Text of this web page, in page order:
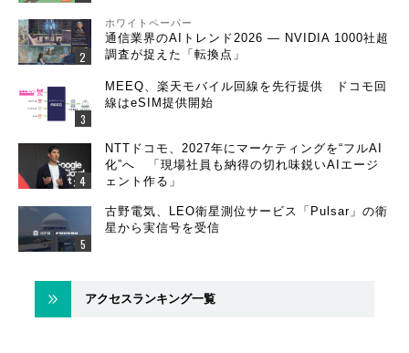
ホワイトペーパー
通信業界のAIトレンド2026 ― NVIDIA 1000社超
調査が捉えた「転換点」
MEEQ、楽天モバイル回線を先行提供 ドコモ回
線はeSIM提供開始
NTTドコモ、2027年にマーケティングを“フルAI
化”へ 「現場社員も納得の切れ味鋭いAIエージ
ェント作る」
古野電気、LEO衛星測位サービス「Pulsar」の衛
星から実信号を受信
アクセスランキング一覧